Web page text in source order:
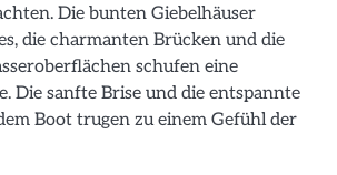
Die bunten Giebelhäuser
die charmanten Brücken und die
schufen eine
Die sanfte Brise und die entspannte
Boot trugen zu einem Gefühl der